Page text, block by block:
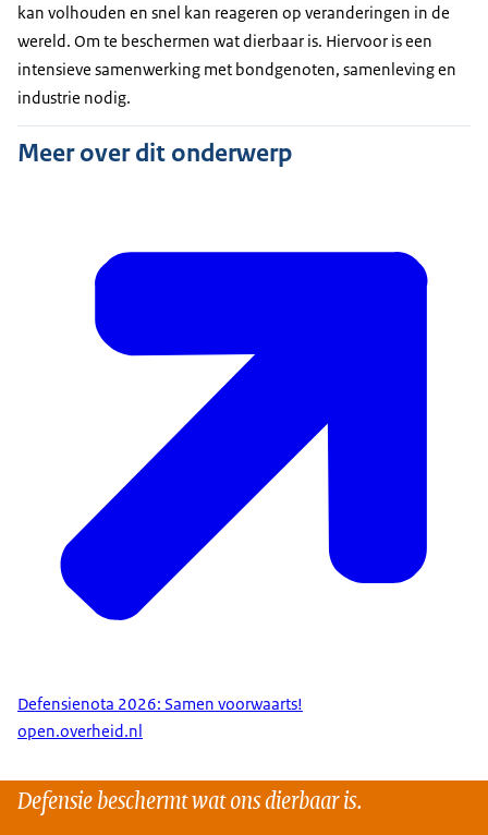
kan volhouden en snel kan reageren op veranderingen in de
wereld. Om te beschermen wat dierbaar is. Hiervoor is een
intensieve samenwerking met bondgenoten, samenleving en
industrie nodig.
Meer over dit onderwerp
Defensienota 2026: Samen voorwaarts!
open.overheid.nl
Defensie beschermt wat ons dierbaar is.